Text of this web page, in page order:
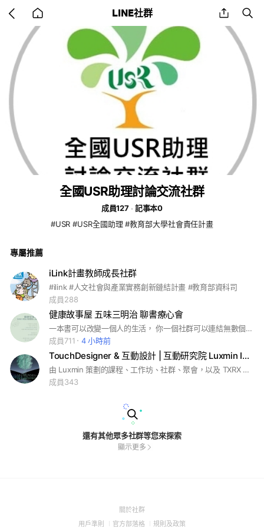
back
home
LINE社群 share
全國USR助理討論交流社群
成員127
記事本0
#USR #USR全國助理 #教育部大學社會責任計畫
專屬推薦
iLink計畫教師成長社群
#ilink #人文社會與產業實務創新鏈結計畫 #教育部資科司
成員288
健康故事屋 五味三明治 聊書療心會
一本書可以改變一個人的生活， 你一個社群可以連結無數個熱愛閱讀的心靈。 沈澱自己，活出愛與勇氣！ 加入閱讀社群，探索美好的閱讀旅程！
成員711
4 小時前
TouchDesigner & 互動設計 | 互動研究院 Luxmin Institute
由 Luxmin 策劃的課程、工作坊、社群、聚會，以及 TXRX 互動體驗大會 | 是一個充滿創意和交流的平台，以互動體驗技術、科技藝術與多媒體整合為核心主題
成員343
還有其他眾多社群等您來探索
顯示更多
關於社群(Open
用戶準則 (Open
官方部落格 (Open
規則及政策(Open